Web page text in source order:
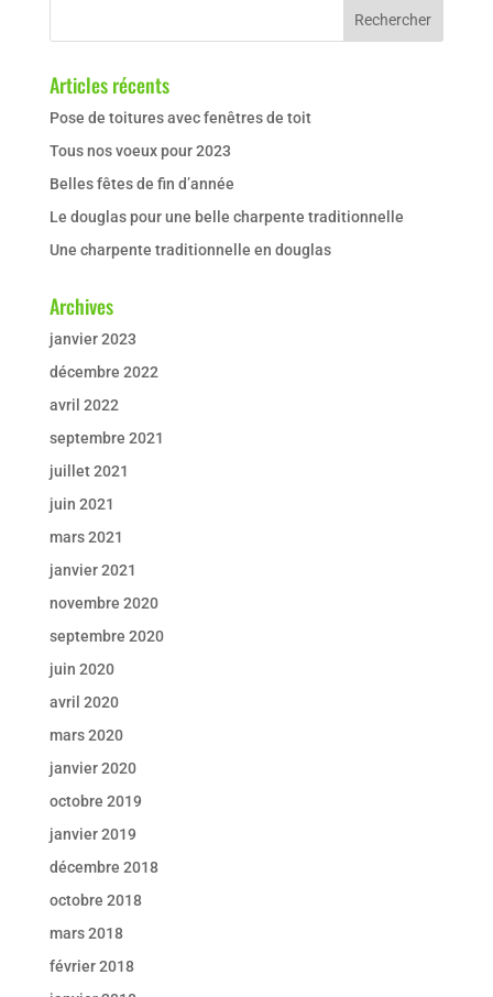
Articles récents
Pose de toitures avec fenêtres de toit
Tous nos voeux pour 2023
Belles fêtes de fin d’année
Le douglas pour une belle charpente traditionnelle
Une charpente traditionnelle en douglas
Archives
janvier 2023
décembre 2022
avril 2022
septembre 2021
juillet 2021
juin 2021
mars 2021
janvier 2021
novembre 2020
septembre 2020
juin 2020
avril 2020
mars 2020
janvier 2020
octobre 2019
janvier 2019
décembre 2018
octobre 2018
mars 2018
février 2018